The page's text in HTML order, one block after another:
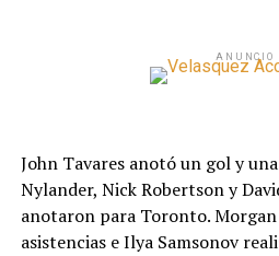
ANUNCIO
John Tavares anotó un gol y
Nylander, Nick Robertson y
anotaron para Toronto.
asistencias e Ilya Samsonov